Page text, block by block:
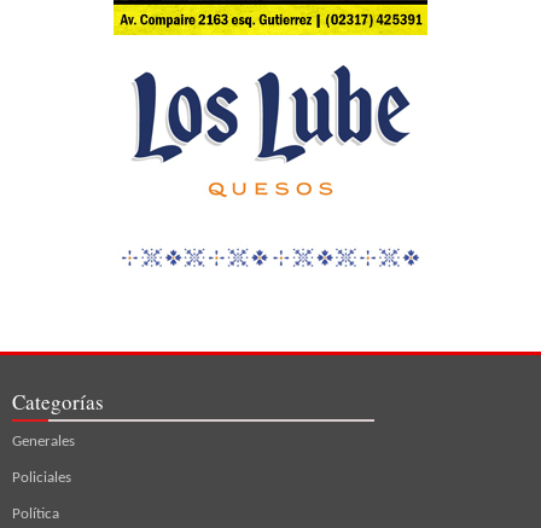
Categorías
Generales
Policiales
Política